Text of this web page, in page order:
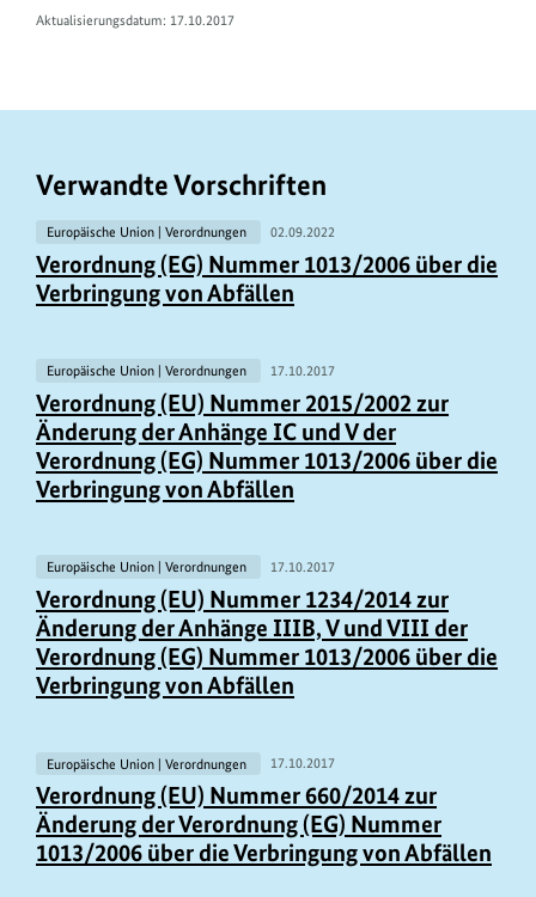
Aktualisierungsdatum: 17.10.2017
Verwandte Vorschriften
Europäische Union | Verordnungen 02.09.2022
Verordnung (EG) Nummer 1013/2006 über die
Verbringung von Abfällen
Europäische Union | Verordnungen 17.10.2017
Verordnung (EU) Nummer 2015/2002 zur
Änderung der Anhänge IC und V der
Verordnung (EG) Nummer 1013/2006 über die
Verbringung von Abfällen
Europäische Union | Verordnungen 17.10.2017
Verordnung (EU) Nummer 1234/2014 zur
Änderung der Anhänge IIIB, V und VIII der
Verordnung (EG) Nummer 1013/2006 über die
Verbringung von Abfällen
Europäische Union | Verordnungen 17.10.2017
Verordnung (EU) Nummer 660/2014 zur
Änderung der Verordnung (EG) Nummer
1013/2006 über die Verbringung von Abfällen